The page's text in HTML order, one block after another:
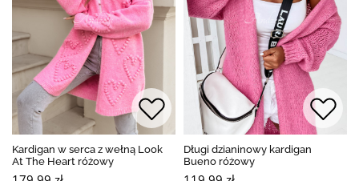
Kardigan w serca z wełną Look
At The Heart różowy
Długi dzianinowy kardigan
Bueno różowy